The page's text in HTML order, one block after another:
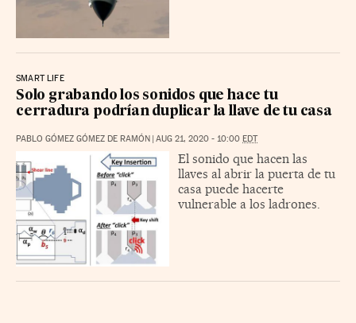
SMART LIFE
Solo grabando los sonidos que hace tu
cerradura podrían duplicar la llave de tu casa
PABLO GÓMEZ GÓMEZ DE RAMÓN AUG 21, 2020 - 10:00 EDT
El sonido que hacen las
llaves al abrir la puerta de tu
casa puede hacerte
vulnerable a los ladrones.